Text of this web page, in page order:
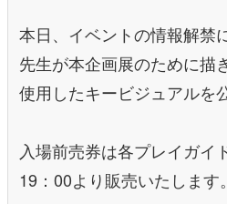
本日、イベントの情報解禁
先生が本企画展のために描
使用したキービジュアルを
入場前売券は各プレイガイ
19：00より販売いたします。